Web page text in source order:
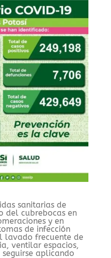
sanitarias de
del cubrebocas en
y en
de infección
lavado frecuente de
ventilar espacios,
aplicando